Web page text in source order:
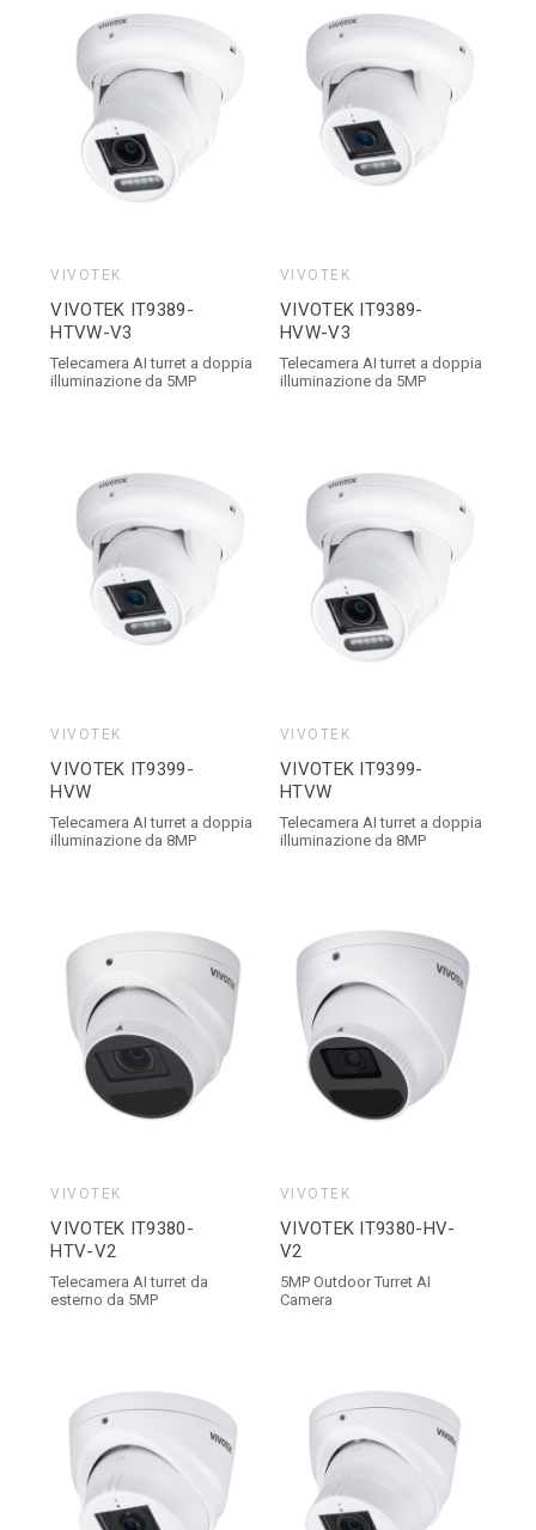
VIVOTEK
VIVOTEK IT9389-
HTVW-V3
Telecamera AI turret a doppia
illuminazione da 5MP
VIVOTEK
VIVOTEK IT9389-
HVW-V3
Telecamera AI turret a doppia
illuminazione da 5MP
VIVOTEK
VIVOTEK IT9399-
HVW
Telecamera AI turret a doppia
illuminazione da 8MP
VIVOTEK
VIVOTEK IT9399-
HTVW
Telecamera AI turret a doppia
illuminazione da 8MP
VIVOTEK
VIVOTEK IT9380-
HTV-V2
Telecamera AI turret da
esterno da 5MP
VIVOTEK
VIVOTEK IT9380-HV-
V2
5MP Outdoor Turret AI
Camera